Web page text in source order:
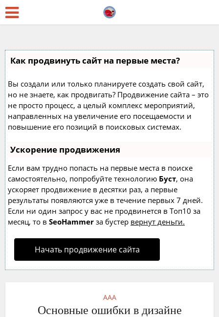
Как продвинуть сайт на первые места?
Вы создали или только планируете создать свой сайт,
но не знаете, как продвигать? Продвижение сайта – это
не просто процесс, а целый комплекс мероприятий,
направленных на увеличение его посещаемости и
повышение его позиций в поисковых системах.
Ускорение продвижения
Если вам трудно попасть на первые места в поиске
самостоятельно, попробуйте технологию Буст, она
ускоряет продвижение в десятки раз, а первые
результаты появляются уже в течение первых 7 дней.
Если ни один запрос у вас не продвинется в Топ10 за
месяц, то в SeoHammer за бустер вернут деньги.
Начать продвижение сайта
AAA
Основные ошибки в дизайне